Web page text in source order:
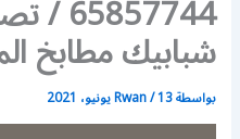
شبابيك مطابخ
بواسطة Rwan/13 يونيو، 2021